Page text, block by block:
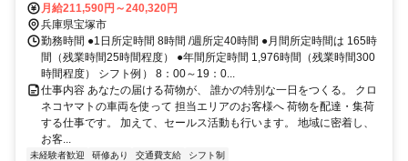
月給211,590円～240,320円
兵庫県宝塚市
勤務時間 ●1日所定時間 8時間 /週所定40時間 ●月間所定時間は 165時
間（残業時間25時間程度） ●年間所定時間 1,976時間（残業時間300
時間程度） シフト例） 8：00～19：0...
仕事内容 あなたの届ける荷物が、 誰かの特別な一日をつくる。 クロ
ネコヤマトの車両を使って 担当エリアのお客様へ 荷物を配達・集荷
する仕事です。 加えて、セールス活動も行います。 地域に密着し、
お客...
未経験者歓迎 研修あり 交通費支給 シフト制